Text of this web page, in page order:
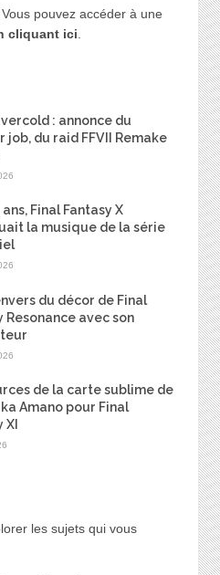
pouvez accéder à une
cliquant ici.
: annonce du
job, du raid FFVII Remake
ans, Final Fantasy X
la musique de la série
du décor de Final
Resonance avec son
de la carte sublime de
Amano pour Final
XI
les sujets qui vous